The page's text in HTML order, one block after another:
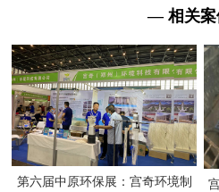
— 相关
第六届中原环保展：宫奇环境制